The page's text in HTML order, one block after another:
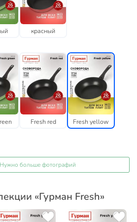
красный
Fresh red Fresh yellow
Нужно больше фотографий
«Гурман Fresh»